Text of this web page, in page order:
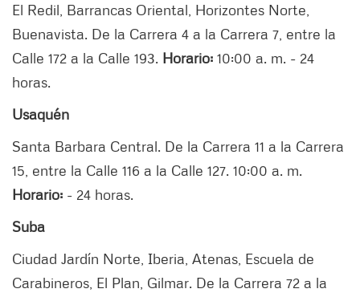
El Redil, Barrancas Oriental, Horizontes Norte,
Buenavista. De la Carrera 4 a la Carrera 7, entre la
Calle 172 a la Calle 193. Horario: 10:00 a. m. - 24
horas.
Usaquén
Santa Barbara Central. De la Carrera 11 a la Carrera
15, entre la Calle 116 a la Calle 127. 10:00 a. m.
Horario: - 24 horas.
Suba
Ciudad Jardín Norte, Iberia, Atenas, Escuela de
Carabineros, El Plan, Gilmar. De la Carrera 72 a la